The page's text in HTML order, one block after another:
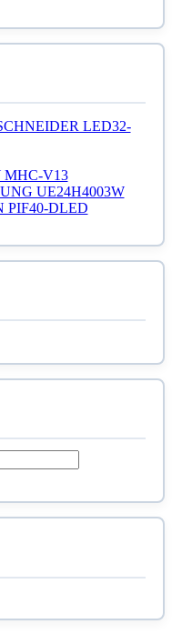
LED32-
MHC-V13
UE24H4003W
PIF40-DLED